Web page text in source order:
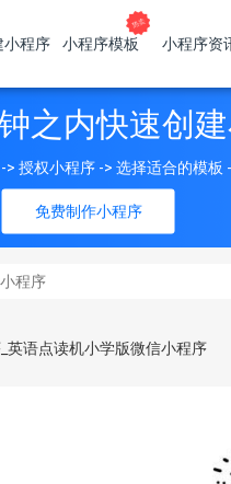
小程序 小程序模板 小程序资
之内快速创
免费制作小程序
> 授权小程序 -> 选择适合的模板
英语点读机小学版微信小程序